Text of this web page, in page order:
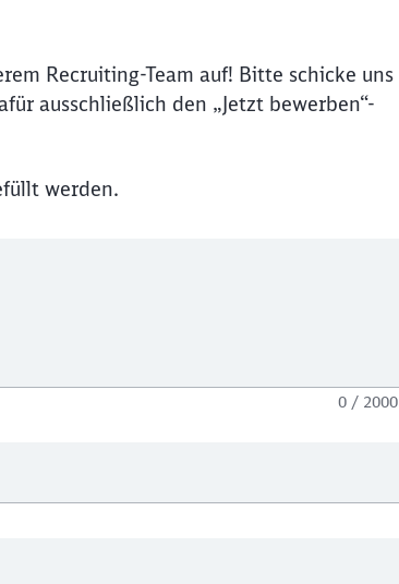
Recruiting-Team auf! Bitte schicke uns
ausschließlich den „Jetzt bewerben“-
werden.
0 / 2000